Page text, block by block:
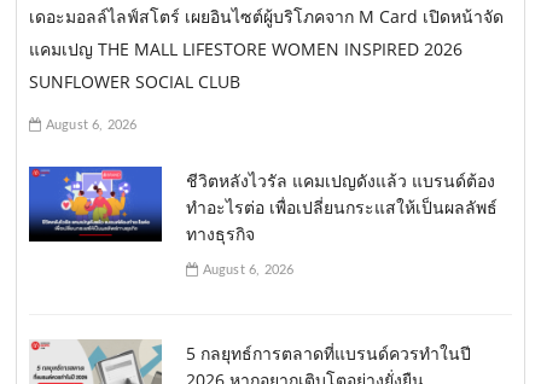
nเดอะมอลล์ไลฟ์สโตร์ เผยอินไซต์ผู้บริโภคจาก M Card เปิดหน้าจัด
แคมเปญ THE MALL LIFESTORE WOMEN INSPIRED 2026
SUNFLOWER SOCIAL CLUB
August 6, 2026
ชีวิตหลังไวรัล แคมเปญดังแล้ว แบรนด์ต้อง
ทำอะไรต่อ เพื่อเปลี่ยนกระแสให้เป็นผลลัพธ์
ทางธุรกิจ
August 6, 2026
5 กลยุทธ์การตลาดที่แบรนด์ควรทำในปี